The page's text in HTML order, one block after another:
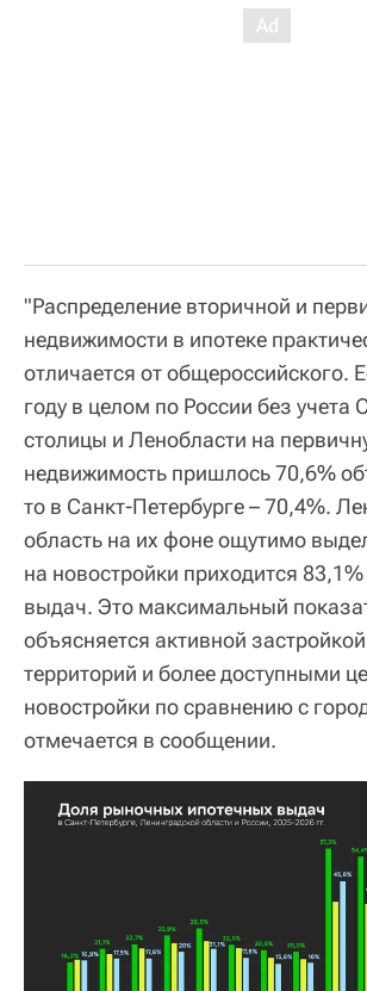
"Распределение вторичной и
недвижимости в ипотеке
отличается от общероссийского.
году в целом по России без учета
столицы и Ленобласти на
недвижимость пришлось 70,6%
то в Санкт-Петербурге – 70,4%.
область на их фоне ощутимо
на новостройки приходится
выдач. Это максимальный
объясняется активной
территорий и более доступными
новостройки по сравнению с
отмечается в сообщении.